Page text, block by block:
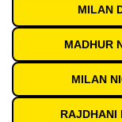
MILAN
MADHUR
MILAN
RAJDHANI